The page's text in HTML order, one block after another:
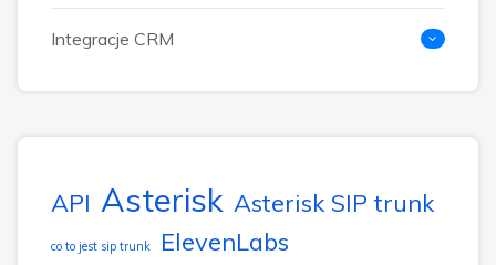
Integracje CRM
API Asterisk Asterisk SIP trunk
co to jest sip trunk
ElevenLabs